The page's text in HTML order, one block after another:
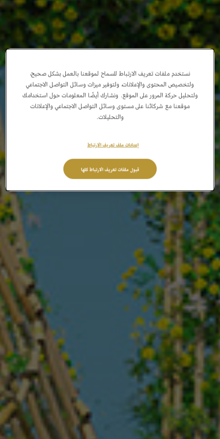
نستخدم ملفات تعريف الارتباط للسماح لموقعنا بالعمل بشكل صحيح،
ولتخصيص المحتوى والإعلانات، ولتوفير ميزات وسائل التواصل الاجتماعي
ولتحليل حركة المرور على الموقع. ونشارك أيضًا المعلومات حول استخدامك
موقعنا مع شركائنا على مستوى وسائل التواصل الاجتماعي والإعلانات
والتحليلات.
قبول ملفات تعريف الارتباط كلها
إعدادات ملف تعريف الارتباط